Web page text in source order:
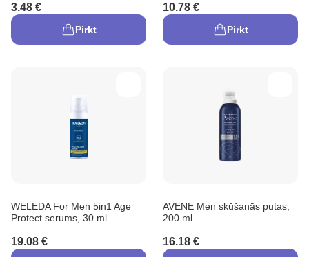
3.48 €
Pirkt
10.78 €
Pirkt
WELEDA For Men 5in1 Age
Protect serums, 30 ml
19.08 €
AVENE Men skūšanās putas,
200 ml
16.18 €